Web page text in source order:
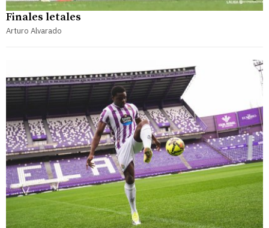
Finales letales
Arturo Alvarado